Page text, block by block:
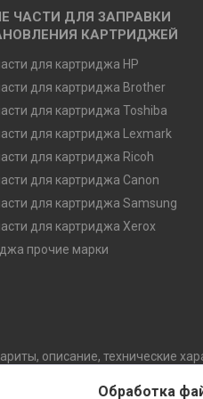
ЧАСТИ ДЛЯ ЗАПРАВКИ
КАРТРИДЖЕЙ
для картриджа HP
для картриджа Brother
для картриджа Toshiba
для картриджа Lexmark
для картриджа Ricoh
для картриджа Canon
для картриджа Samsung
для картриджа Xerox
прочие марки
описание, технические
потребителя. В
Обработка